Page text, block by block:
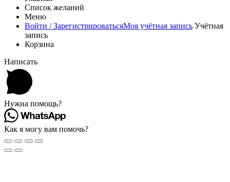
Список желаний
Меню
Войти / ЗарегистрироватьсяМоя учётная запись Учётная
запись
Корзина
Написать
Нужна помощь?
Как я могу вам помочь?